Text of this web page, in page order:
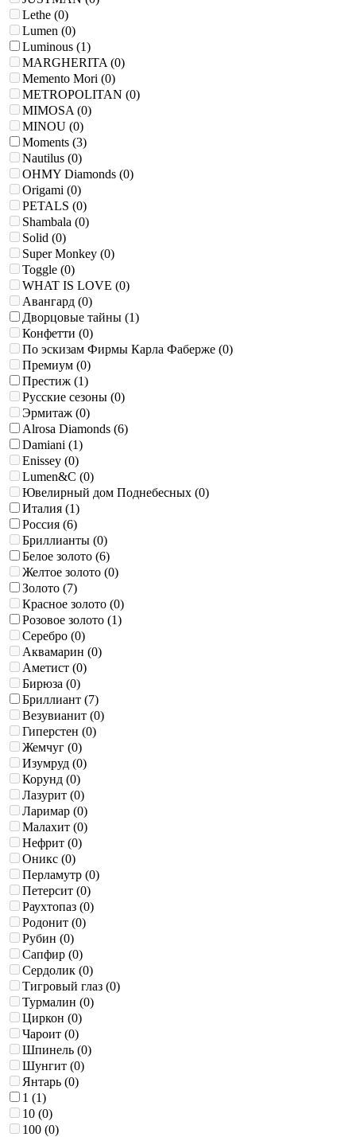
Lethe (0)
Lumen (0)
Luminous (1)
MARGHERITA (0)
Memento Mori (0)
METROPOLITAN (0)
MIMOSA (0)
MINOU (0)
Moments (3)
Nautilus (0)
OHMY Diamonds (0)
Origami (0)
PETALS (0)
Shambala (0)
Solid (0)
Super Monkey (0)
Toggle (0)
WHAT IS LOVE (0)
Авангард (0)
Дворцовые тайны (1)
Конфетти (0)
По эскизам Фирмы Карла Фаберже (0)
Премиум (0)
Престиж (1)
Русские сезоны (0)
Эрмитаж (0)
Alrosa Diamonds (6)
Damiani (1)
Enissey (0)
Lumen&C (0)
Ювелирный дом Поднебесных (0)
Италия (1)
Россия (6)
Бриллианты (0)
Белое золото (6)
Желтое золото (0)
Золото (7)
Красное золото (0)
Розовое золото (1)
Серебро (0)
Аквамарин (0)
Аметист (0)
Бирюза (0)
Бриллиант (7)
Везувианит (0)
Гиперстен (0)
Жемчуг (0)
Изумруд (0)
Корунд (0)
Лазурит (0)
Ларимар (0)
Малахит (0)
Нефрит (0)
Оникс (0)
Перламутр (0)
Петерсит (0)
Раухтопаз (0)
Родонит (0)
Рубин (0)
Сапфир (0)
Сердолик (0)
Тигровый глаз (0)
Турмалин (0)
Циркон (0)
Чароит (0)
Шпинель (0)
Шунгит (0)
Янтарь (0)
1 (1)
10 (0)
100 (0)